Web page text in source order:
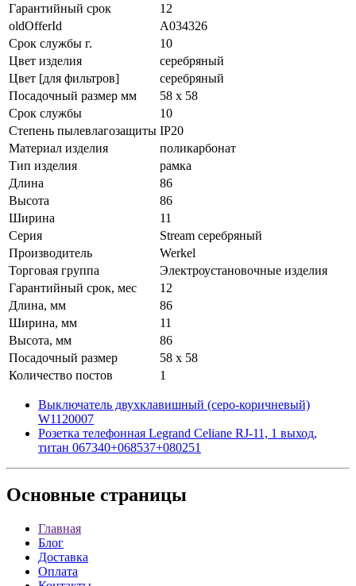
Гарантийный срок
12
oldOfferId
A034326
Срок службы г.
10
Цвет изделия
серебряный
Цвет [для фильтров]
серебряный
Посадочный размер мм
58 х 58
Срок службы
10
Степень пылевлагозащиты IP20
Материал изделия
поликарбонат
Тип изделия
рамка
Длина
86
Высота
86
Ширина
11
Серия
Stream серебряный
Производитель
Werkel
Торговая группа
Электроустановочные изделия
Гарантийный срок, мес
12
Длина, мм
86
Ширина, мм
11
Высота, мм
86
Посадочный размер
58 х 58
Количество постов
1
Выключатель двухклавишный (серо-коричневый)
W1120007
Розетка телефонная Legrand Celiane RJ-11, 1 выход,
титан 067340+068537+080251
Основные страницы
Главная
Блог
Доставка
Оплата